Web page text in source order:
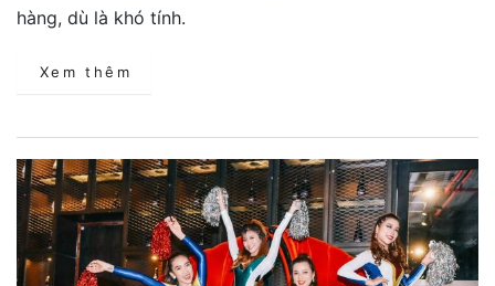
hàng, dù là khó tính.
Xem thêm